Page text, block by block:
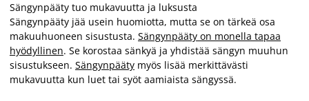
Sängynpääty tuo mukavuutta ja luksusta
Sängynpääty jää usein huomiotta, mutta se on tärkeä osa
makuuhuoneen sisustusta. Sängynpääty on monella tapaa
hyödyllinen. Se korostaa sänkyä ja yhdistää sängyn muuhun
sisustukseen. Sängynpääty myös lisää merkittävästi
mukavuutta kun luet tai syöt aamiaista sängyssä.